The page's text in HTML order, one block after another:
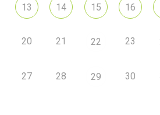
13 14 15 16
20 21 22 23
27 28 29 30